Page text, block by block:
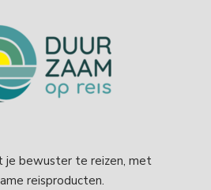
je bewuster te reizen, met
reisproducten.